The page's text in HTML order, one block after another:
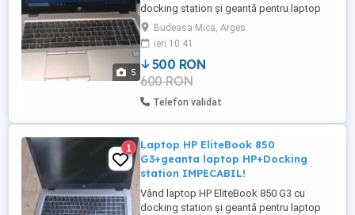
5
docking station și geantă pentru laptop
HP. Procesor de la Intel și placă video
integrată. Oferă o experiență de lucru
eficientă și portabilitate. O soluție
completă pentru nevoile tale de zi cu zi.
Specificatii: - Procesor: Intel Core i5-6300U
(2.40GHz, Skylake ...
Budeasa Mica, Arges
ieri 10:41
500 RON
600 RON
Telefon validat
1
Laptop HP EliteBook 850
G3+geanta laptop HP+Docking
station IMPECABIL!
Vând laptop HP EliteBook 850 G3 cu
docking station și geantă pentru laptop